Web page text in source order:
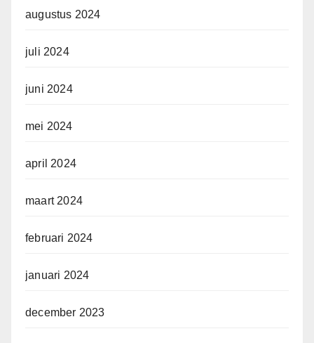
augustus 2024
juli 2024
juni 2024
mei 2024
april 2024
maart 2024
februari 2024
januari 2024
december 2023